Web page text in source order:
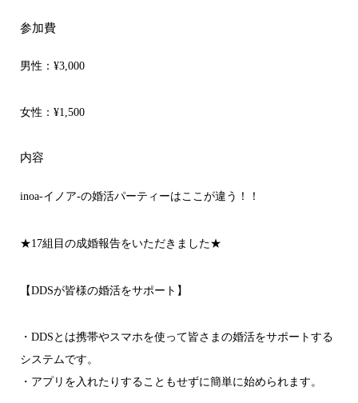
参加費
男性： ¥3,000
女性： ¥1,500
内容
inoa-イノア-の婚活パーティーはここが違う！！
★17組目の成婚報告をいただきました★
【DDSが皆様の婚活をサポート】
・DDSとは携帯やスマホを使って皆さまの婚活をサポートする
システムです。
・アプリを入れたりすることもせずに簡単に始められます。